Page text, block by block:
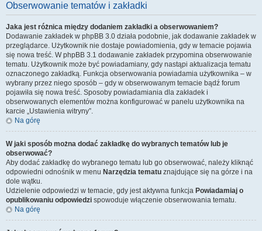
Obserwowanie tematów i zakładki
Jaka jest różnica między dodaniem zakładki a obserwowaniem?
Dodawanie zakładek w phpBB 3.0 działa podobnie, jak dodawanie zakładek w
przeglądarce. Użytkownik nie dostaje powiadomienia, gdy w temacie pojawia
się nowa treść. W phpBB 3.1 dodawanie zakładek przypomina obserwowanie
tematu. Użytkownik może być powiadamiany, gdy nastąpi aktualizacja tematu
oznaczonego zakładką. Funkcja obserwowania powiadamia użytkownika – w
wybrany przez niego sposób – gdy w obserwowanym temacie bądź forum
pojawiła się nowa treść. Sposoby powiadamiania dla zakładek i
obserwowanych elementów można konfigurować w panelu użytkownika na
karcie „Ustawienia witryny”.
Na górę
W jaki sposób można dodać zakładkę do wybranych tematów lub je
obserwować?
Aby dodać zakładkę do wybranego tematu lub go obserwować, należy kliknąć
odpowiedni odnośnik w menu Narzędzia tematu znajdujące się na górze i na
dole wątku.
Udzielenie odpowiedzi w temacie, gdy jest aktywna funkcja Powiadamiaj o
opublikowaniu odpowiedzi spowoduje włączenie obserwowania tematu.
Na górę